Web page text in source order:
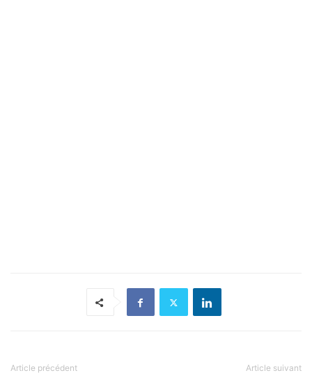
Article précédent Article suivant